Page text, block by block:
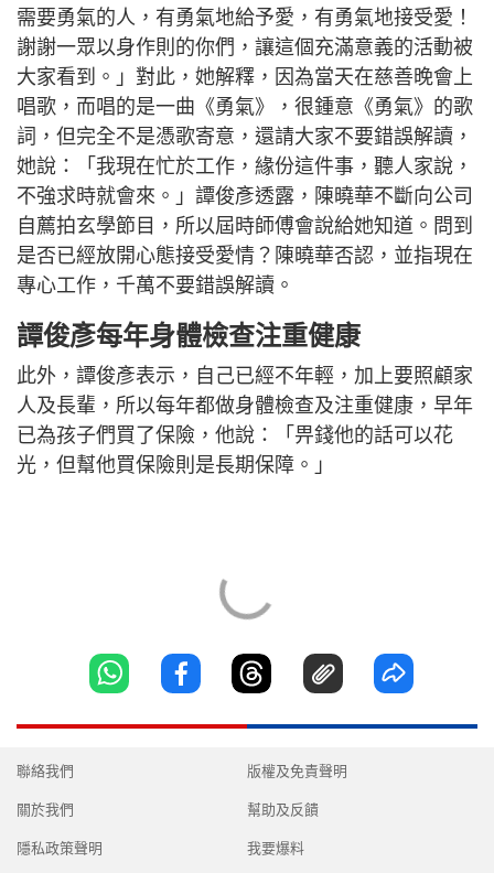
需要勇氣的人，有勇氣地給予愛，有勇氣地接受愛！
謝謝一眾以身作則的你們，讓這個充滿意義的活動被
大家看到。」對此，她解釋，因為當天在慈善晚會上
唱歌，而唱的是一曲《勇氣》，很鍾意《勇氣》的歌
詞，但完全不是憑歌寄意，還請大家不要錯誤解讀，
她說：「我現在忙於工作，緣份這件事，聽人家說，
不強求時就會來。」譚俊彥透露，陳曉華不斷向公司
自薦拍玄學節目，所以屆時師傅會說給她知道。問到
是否已經放開心態接受愛情？陳曉華否認，並指現在
專心工作，千萬不要錯誤解讀。
譚俊彥每年身體檢查注重健康
此外，譚俊彥表示，自己已經不年輕，加上要照顧家
人及長輩，所以每年都做身體檢查及注重健康，早年
已為孩子們買了保險，他說：「畀錢他的話可以花
光，但幫他買保險則是長期保障。」
聯絡我們
關於我們
隱私政策聲明
版權及免責聲明
幫助及反饋
我要爆料